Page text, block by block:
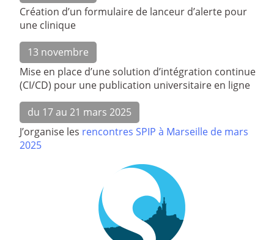
Création d’un formulaire de lanceur d’alerte pour
une clinique
13 novembre
Mise en place d’une solution d’intégration continue
(CI/CD) pour une publication universitaire en ligne
du 17 au 21 mars 2025
J’organise les rencontres SPIP à Marseille de mars
2025